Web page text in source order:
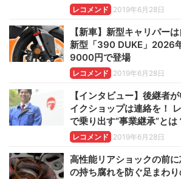
レコメンド 2019年6月28日
【新車】新型キャリパー
新型「390 DUKE」2026
9000円で登場
レコメンド 2019年6月28日
【インタビュー】後継者
イクショップは連絡を！
で乗り出す“事業継承”とは
レコメンド 2019年6月28日
高性能リアショックの前
の持ち腐れを防ぐ足まわ